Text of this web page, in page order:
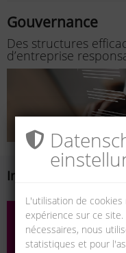
Gouvernance
Des structures
d’entreprise
Intégrité et
L'utilisation de
expérience sur ce
nécessaires, nous
statistiques et pour